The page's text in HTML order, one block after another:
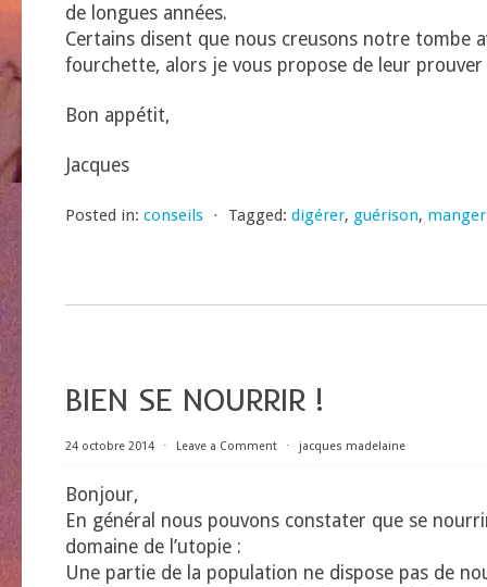
de longues années.
Certains disent que nous creusons notre tombe
fourchette, alors je vous propose de leur
Bon appétit,
Jacques
Posted in: conseils ⋅ Tagged: digérer, guérison, manger
BIEN SE NOURRIR !
24 octobre 2014 ⋅ Leave a Comment ⋅ jacques madelaine
Bonjour,
En général nous pouvons constater que se
domaine de l’utopie :
Une partie de la population ne dispose pas de